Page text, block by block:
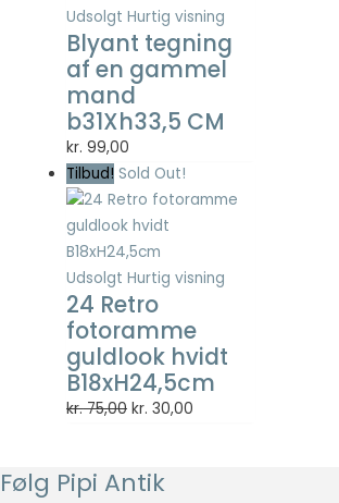
Udsolgt Hurtig visning
Blyant tegning
af en gammel
mand
b31Xh33,5 CM
kr. 99,00
Tilbud! Sold Out!
Udsolgt Hurtig visning
24 Retro
fotoramme
guldlook hvidt
B18xH24,5cm
kr.75,00 Den
var:
kr. 30,00
Følg Pipi Antik